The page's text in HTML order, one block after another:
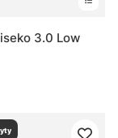
3.0 Low